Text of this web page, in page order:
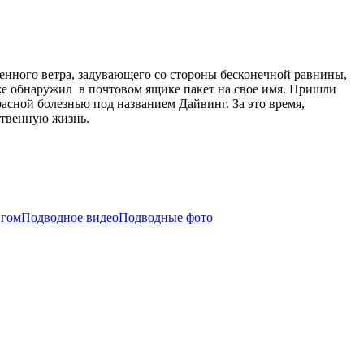
ветра, задувающего со стороны бесконечной равнины,
обнаружил в почтовом ящике пакет на свое имя. Пришли
болезнью под названием Дайвинг. За это время,
жизнь.
Подводное видеоПодводные фото